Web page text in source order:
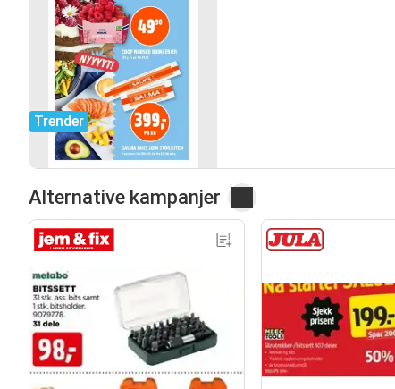
Trender
Alternative kampanjer